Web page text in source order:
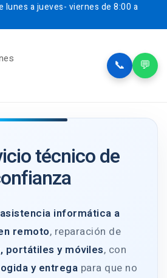
lunes a jueves- viernes de 8:00 a
📞 💬
técnico de
asistencia informática a
remoto, reparación de
portátiles y móviles, con
y entrega para que no